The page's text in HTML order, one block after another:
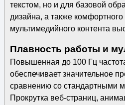
текстом, но и для базовой
дизайна, а также
мультимедийного контента
Плавность работы и
Повышенная до 100 Гц
обеспечивает значительное
сравнению со стандартными
Прокрутка веб-страниц,